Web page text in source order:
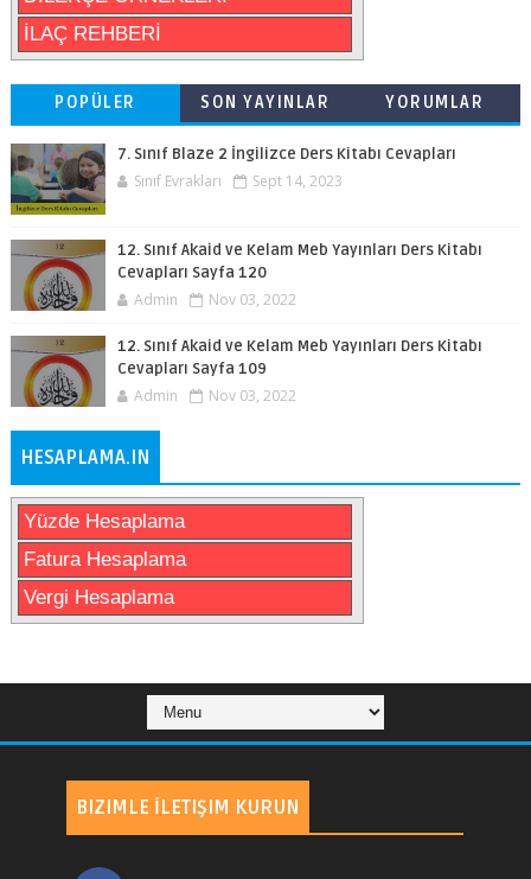
İLAÇ REHBERİ
POPÜLER SON YAYINLAR YORUMLAR
7. Sınıf Blaze 2 İngilizce Ders Kitabı Cevapları
Sınıf Evrakları Sept 14, 2023
12. Sınıf Akaid ve Kelam Meb Yayınları Ders Kitabı
Cevapları Sayfa 120
Admin Nov 03, 2022
12. Sınıf Akaid ve Kelam Meb Yayınları Ders Kitabı
Cevapları Sayfa 109
Admin Nov 03, 2022
HESAPLAMA.IN
Yüzde Hesaplama
Fatura Hesaplama
Vergi Hesaplama
BIZIMLE İLETIŞIM KURUN